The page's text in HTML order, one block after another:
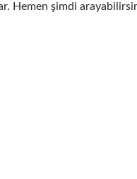
Hemen şimdi